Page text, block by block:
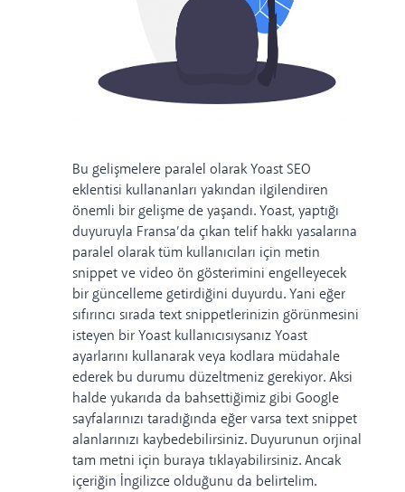
Bu gelişmelere paralel olarak Yoast SEO
eklentisi kullananları yakından ilgilendiren
önemli bir gelişme de yaşandı.Yoast, yaptığı
duyuruyla Fransa’da çıkan telif hakkı yasalarına
paralel olarak tüm kullanıcıları için metin
snippet ve video ön gösterimini engelleyecek
bir güncelleme getirdiğini duyurdu.Yani eğer
sıfırıncı sırada text snippetlerinizin görünmesini
isteyen bir Yoast kullanıcısıysanız Yoast
ayarlarını kullanarak veya kodlara müdahale
ederek bu durumu düzeltmeniz gerekiyor.Aksi
halde yukarıda da bahsettiğimiz gibi Google
sayfalarınızı taradığında eğer varsa text snippet
alanlarınızı kaybedebilirsiniz. Duyurunun orjinal
tam metni için buraya tıklayabilirsiniz. Ancak
içeriğin İngilizce olduğunu da belirtelim.